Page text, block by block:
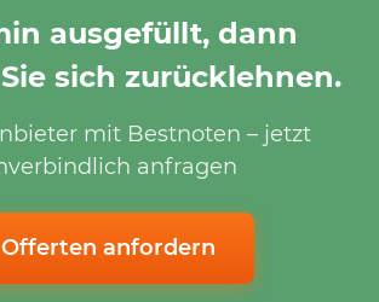
ausgefüllt, dann
sich zurücklehnen.
mit Bestnoten – jetzt
anfragen
Offerten anfordern